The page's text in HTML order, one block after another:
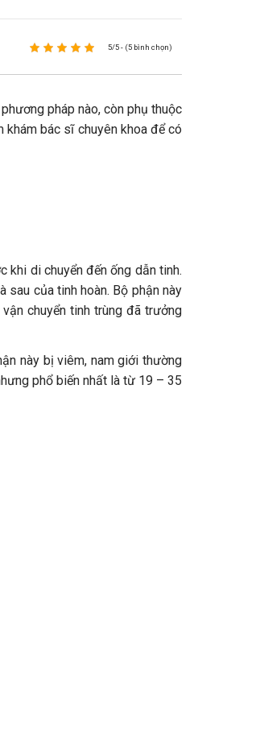
5/5 - (5 bình chọn)
pháp nào, còn phụ thuộc
khám bác sĩ chuyên khoa để có
khi di chuyển đến ống dẫn tinh.
sau của tinh hoàn. Bộ phận này
chuyển tinh trùng đã trưởng
này bị viêm, nam giới thường
phổ biến nhất là từ 19 – 35